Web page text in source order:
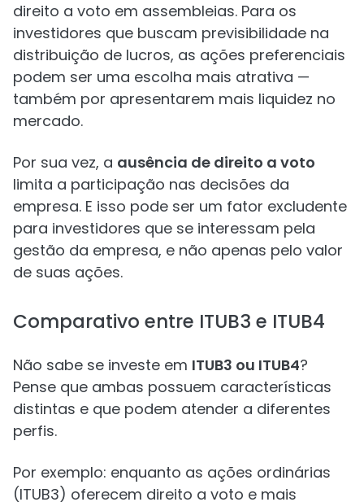
direito a voto em assembleias. Para os
investidores que buscam previsibilidade na
distribuição de lucros, as ações preferenciais
podem ser uma escolha mais atrativa —
também por apresentarem mais liquidez no
mercado.
Por sua vez, a ausência de direito a voto
limita a participação nas decisões da
empresa. E isso pode ser um fator excludente
para investidores que se interessam pela
gestão da empresa, e não apenas pelo valor
de suas ações.
Comparativo entre ITUB3 e ITUB4
Não sabe se investe em ITUB3 ou ITUB4?
Pense que ambas possuem características
distintas e que podem atender a diferentes
perfis.
Por exemplo: enquanto as ações ordinárias
(ITUB3) oferecem direito a voto e mais